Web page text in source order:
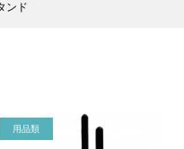
ンド
用品類